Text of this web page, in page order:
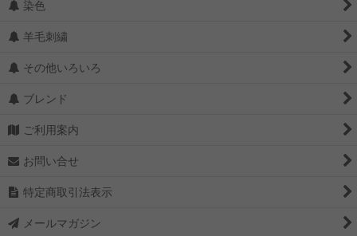
染色
羊毛刺繍
その他いろいろ
ブレンド
ご利用案内
お問い合せ
特定商取引法表示
メールマガジン